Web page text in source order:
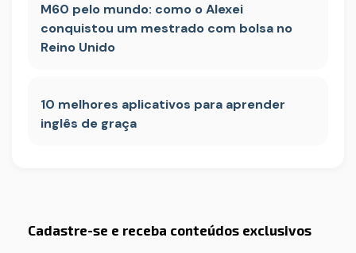
M60 pelo mundo: como o Alexei
conquistou um mestrado com bolsa no
Reino Unido
10 melhores aplicativos para aprender
inglês de graça
Cadastre-se e receba conteúdos exclusivos